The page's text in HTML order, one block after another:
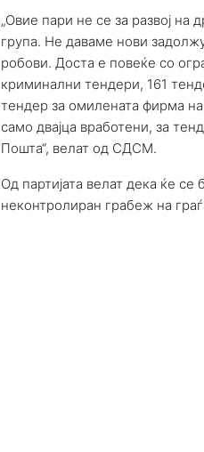
„Овие пари не се за развој на
група. Не даваме нови
робови. Доста е повеќе со
криминални тендери, 161
тендер за омилената фирма
само двајца вработени, за
Пошта“, велат од СДСМ.
Од партијата велат дека ќе
неконтролиран грабеж на